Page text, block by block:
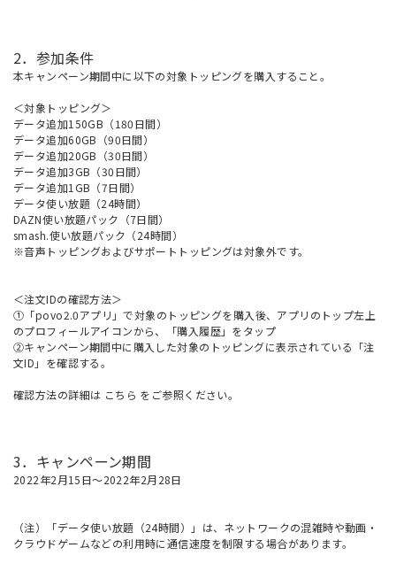
2．参加条件
本キャンペーン期間中に以下の対象トッピングを購入すること。
＜対象トッピング＞
データ追加150GB（180日間）
データ追加60GB（90日間）
データ追加20GB（30日間）
データ追加3GB（30日間）
データ追加1GB（7日間）
データ使い放題（24時間）
DAZN使い放題パック（7日間）
smash.使い放題パック（24時間）
※音声トッピングおよびサポートトッピングは対象外です。
＜注文IDの確認方法＞
①「povo2.0アプリ」で対象のトッピングを購入後、アプリのトップ左上
のプロフィールアイコンから、「購入履歴」をタップ
②キャンペーン期間中に購入した対象のトッピングに表示されている「注
文ID」を確認する。
確認方法の詳細は こちら をご参照ください。
3．キャンペーン期間
2022年2月15日～2022年2月28日
（注）「データ使い放題（24時間）」は、ネットワークの混雑時や動画・
クラウドゲームなどの利用時に通信速度を制限する場合があります。